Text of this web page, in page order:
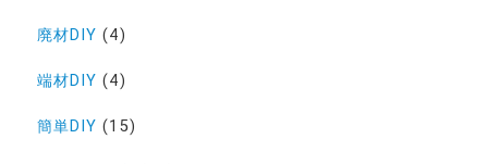
廃材DIY (4)
端材DIY (4)
簡単DIY (15)